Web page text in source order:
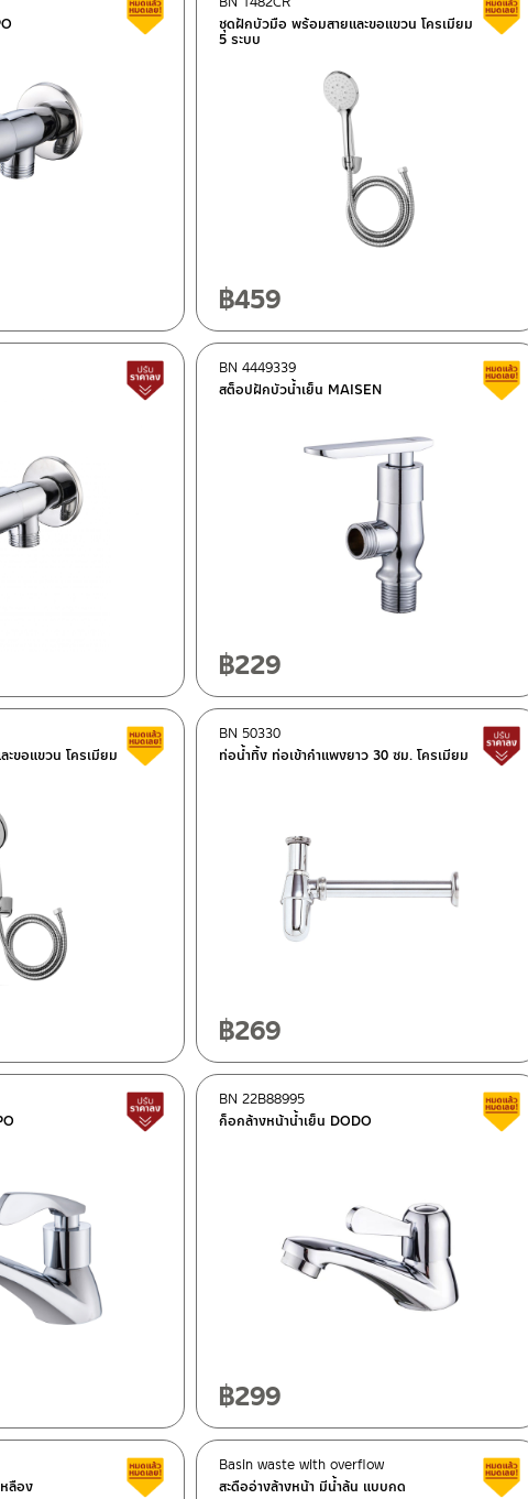
ชุดฝักบัวมือ พร้อมสายและขอแขวน โครเมียม
5 ระบบ
฿459
Lower price tag
สต็อปฝักบัวน้ำเย็น MAISEN
BN 4449339
฿229
ขอแขวน โครเมียม
Clearance sale
ท่อน้ำทิ้ง ท่อเข้ากำแพงยาว 30 ซม. โครเมียม
BN 50330
฿269
Lower price tag
ก็อกล้างหน้าน้ำเย็น DODO
BN 22B88995
฿299
ลือง
Clearance sale
สะดืออ่างล้างหน้า มีน้ำล้น แบบกด
Basin waste with overflow